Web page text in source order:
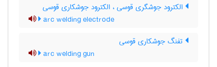
الکترود جوشگری قوسی ، الکترود جوشکاری قوسی
arc welding electrode
تفنگ جوشکاری قوسی
arc welding gun